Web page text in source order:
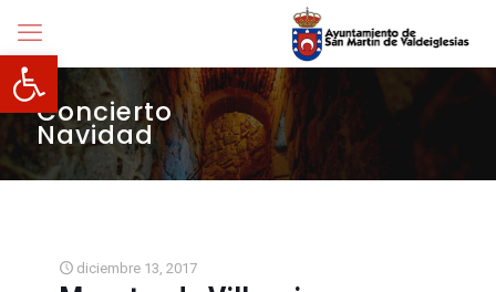
Abrir barra de herramientas
Concierto
Navidad
diciembre 13, 2017